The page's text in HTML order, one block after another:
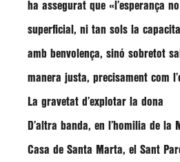
ha assegurat que «l’esperança
superficial, ni tan sols la
amb benvolença, sinó sobretot
manera justa, precisament com
La gravetat d’explotar la dona
D’altra banda, en l’homilia de la
Casa de Santa Marta, el Sant